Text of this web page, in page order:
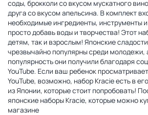
соды, брокколи со вкусом мускатного
друга со вкусом апельсина. В комплект
необходимые ингредиенты, инструменты
просто добавь воды и творчества! Этот
детям, так и взрослым! Японские
чрезвычайно популярны среди молодежи,
популярность они получили благодаря
YouTube. Если ваш ребенок
YouTube, возможно, набор Kracie есть в
из Японии, которые стоит попробовать!
японские наборы Kracie, которые можно
магазине